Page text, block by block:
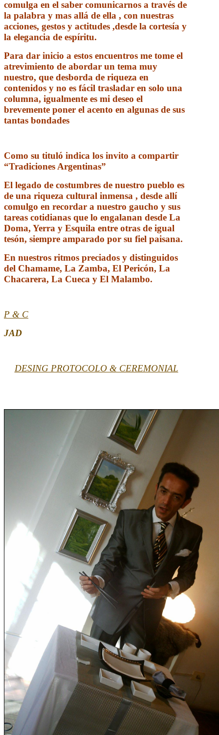
comulga en el saber comunicarnos a través de
la palabra y mas allá de ella , con nuestras
acciones, gestos y actitudes ,desde la cortesía y
la elegancia de espíritu.
Para dar inicio a estos encuentros me tome el
atrevimiento de abordar un tema muy
nuestro, que desborda de riqueza en
contenidos y no es fácil trasladar en solo una
columna, igualmente es mi deseo el
brevemente poner el acento en algunas de sus
tantas bondades
Como su tituló indica los invito a compartir
“Tradiciones Argentinas”
El legado de costumbres de nuestro pueblo es
de una riqueza cultural inmensa , desde allí
comulgo en recordar a nuestro gaucho y sus
tareas cotidianas que lo engalanan desde La
Doma, Yerra y Esquila entre otras de igual
tesón, siempre amparado por su fiel paisana.
En nuestros ritmos preciados y distinguidos
del Chamame, La Zamba, El Pericón, La
Chacarera, La Cueca y El Malambo.
P & C
JAD
DESING PROTOCOLO & CEREMONIAL